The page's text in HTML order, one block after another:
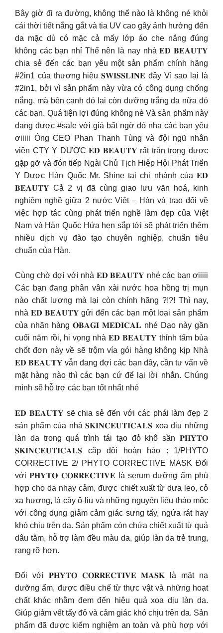
Bây giờ đi ra đường, không thể nào là không né khỏi
cái thời tiết nắng gắt và tia UV cao gây ảnh hưởng đến
da mặc dù có mặc cả mấy lớp áo che nắng đúng
không các bạn nhỉ Thế nên là nay nhà 𝐄𝐃 𝐁𝐄𝐀𝐔𝐓𝐘
chia sẻ đến các bạn yêu một sản phẩm chính hãng
#2in1 của thương hiệu 𝐒𝐖𝐈𝐒𝐒𝐋𝐈𝐍𝐄 đây Vì sao lại là
#2in1, bởi vì sản phẩm này vừa có công dụng chống
nắng, mà bên cạnh đó lại còn dưỡng trắng da nữa đó
các bạn. Quá tiện lợi đúng không nè Và sản phẩm này
đang được #sale với giá bất ngờ đó nha các bạn yêu
ơiiiii Ông CEO Phan Thanh Tùng và đội ngũ nhân
viên CTY Y DƯỢC 𝐄𝐃 𝐁𝐄𝐀𝐔𝐓𝐘 rất trân trọng được
gặp gỡ và đón tiếp Ngài Chủ Tịch Hiệp Hội Phát Triển
Y Dược Hàn Quốc Mr. Shine tại chi nhánh của 𝐄𝐃
𝐁𝐄𝐀𝐔𝐓𝐘 Cả 2 vị đã cùng giao lưu văn hoá, kinh
nghiệm nghề giữa 2 nước Việt – Hàn và trao đổi về
việc hợp tác cùng phát triển nghề làm đẹp của Việt
Nam và Hàn Quốc Hứa hẹn sắp tới sẽ phát triển thêm
nhiều dịch vụ đào tạo chuyên nghiệp, chuẩn tiêu
chuẩn của Hàn.
Cùng chờ đợi với nhà 𝐄𝐃 𝐁𝐄𝐀𝐔𝐓𝐘 nhé các bạn ơiiiii
Các bạn đang phân vân xài nước hoa hồng trị mụn
nào chất lượng mà lại còn chính hãng ?!?! Thì nay,
nhà 𝐄𝐃 𝐁𝐄𝐀𝐔𝐓𝐘 gửi đến các bạn một loại sản phẩm
của nhãn hàng 𝐎𝐁𝐀𝐆𝐈 𝐌𝐄𝐃𝐈𝐂𝐀𝐋 nhé Dạo này gần
cuối năm rồi, hi vọng nhà 𝐄𝐃 𝐁𝐄𝐀𝐔𝐓𝐘 thỉnh tấm bùa
chốt đơn này về sẽ trộm vía gói hàng không kịp Nhà
𝐄𝐃 𝐁𝐄𝐀𝐔𝐓𝐘 vẫn đang đợi các bạn đây, cần tư vấn về
mặt hàng nào thì các bạn cứ để lại lời nhắn. Chúng
mình sẽ hỗ trợ các bạn tốt nhất nhé
𝐄𝐃 𝐁𝐄𝐀𝐔𝐓𝐘 sẽ chia sẻ đến với các phái làm đẹp 2
sản phẩm của nhà 𝐒𝐊𝐈𝐍𝐂𝐄𝐔𝐓𝐈𝐂𝐀𝐋𝐒 xoa dịu những
làn da trong quá trình tái tạo đỏ khô sần 𝐏𝐇𝐘𝐓𝐎
𝐒𝐊𝐈𝐍𝐂𝐄𝐔𝐓𝐈𝐂𝐀𝐋𝐒 cặp đôi hoàn hảo : 1/PHYTO
CORRECTIVE 2/ PHYTO CORRECTIVE MASK Đối
với 𝐏𝐇𝐘𝐓𝐎 𝐂𝐎𝐑𝐑𝐄𝐂𝐓𝐈𝐕𝐄 là serum dưỡng ẩm phù
hợp cho da nhạy cảm, được chiết xuất từ dưa leo, cỏ
xạ hương, lá cây ô-liu và những nguyên liệu thảo mộc
với công dụng giảm cảm giác sưng tấy, ngứa rát hay
khó chịu trên da. Sản phẩm còn chứa chiết xuất từ quả
dâu tằm, hỗ trợ làm đều màu da, giúp làn da trẻ trung,
rạng rỡ hơn.
Đối với 𝐏𝐇𝐘𝐓𝐎 𝐂𝐎𝐑𝐑𝐄𝐂𝐓𝐈𝐕𝐄 𝐌𝐀𝐒𝐊 là mặt nạ
dưỡng ẩm, được điều chế từ thực vật và những hoạt
chất khác nhằm đem đến hiệu quả xoa dịu làn da.
Giúp giảm vết tấy đỏ và cảm giác khó chịu trên da​. Sản
phẩm đã được kiểm nghiệm an toàn và phù hợp với